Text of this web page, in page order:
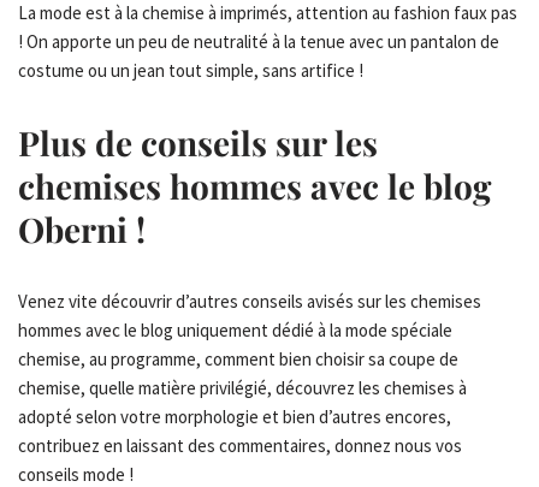
La mode est à la chemise à imprimés, attention au fashion faux pas
! On apporte un peu de neutralité à la tenue avec un pantalon de
costume ou un jean tout simple, sans artifice !
Plus de conseils sur les
chemises hommes avec le blog
Oberni !
Venez vite découvrir d’autres conseils avisés sur les chemises
hommes avec le blog uniquement dédié à la mode spéciale
chemise, au programme, comment bien choisir sa coupe de
chemise, quelle matière privilégié, découvrez les chemises à
adopté selon votre morphologie et bien d’autres encores,
contribuez en laissant des commentaires, donnez nous vos
conseils mode !